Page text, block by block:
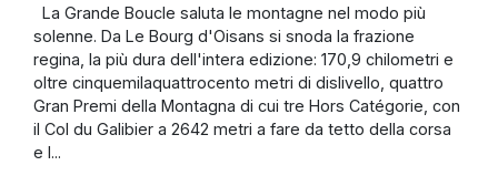
La Grande Boucle saluta le montagne nel modo più
solenne. Da Le Bourg d'Oisans si snoda la frazione
regina, la più dura dell'intera edizione: 170,9 chilometri e
oltre cinquemilaquattrocento metri di dislivello, quattro
Gran Premi della Montagna di cui tre Hors Catégorie, con
il Col du Galibier a 2642 metri a fare da tetto della corsa
e l...